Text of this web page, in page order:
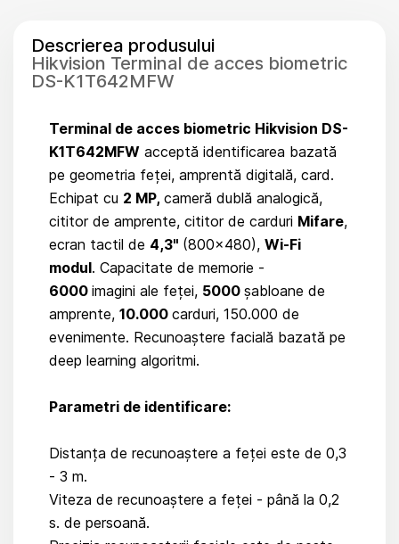
Descrierea produsului
Hikvision Terminal de acces biometric
DS-K1T642MFW
Terminal de acces biometric Hikvision DS-
K1T642MFW acceptă identificarea bazată
pe geometria feței, amprentă digitală, card.
Echipat cu 2 MP, cameră dublă analogică,
cititor de amprente, cititor de carduri Mifare,
ecran tactil de 4,3" (800×480), Wi-Fi
modul. Capacitate de memorie -
6000 imagini ale feței, 5000 șabloane de
amprente, 10.000 carduri, 150.000 de
evenimente. Recunoaștere facială bazată pe
deep learning algoritmi.
Parametri de identificare:
Distanța de recunoaștere a feței este de 0,3
- 3 m.
Viteza de recunoaștere a feței - până la 0,2
s. de persoană.